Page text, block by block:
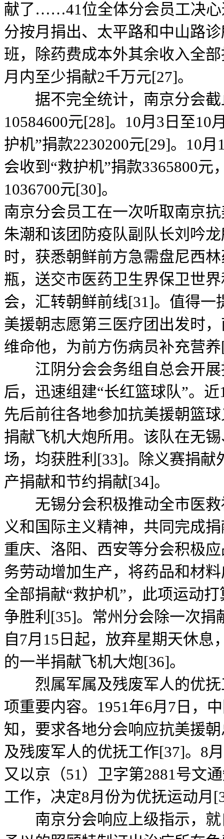
献了……41位全体分会员工决心
分按月捐出、太平路和中山路
班，除药费成本外其余收入全
月内至少捐献2千万元[27]。
据不完全统计，南京分会截
10584600元[28]。10月3日至10
护机”捐款2230200元[29]。10
会收到“救护机”捐款3365800元
1036700元[30]。
南京分会员工在一次听取南京
朱潮和该团防疫队副队长刘吟
时，获悉朝鲜前方急需盘尼西
瓶，送交市医药卫生界保卫世
会，汇转朝鲜前线[31]。值得一
美援朝志愿第三医疗团出发时
维命他，为前方伤病员补充营
江阴分会会务组自总会开展
后，迅速组建“长红篮球队”。
先后前往各地参加抗美援朝篮
捐献飞机大炮所用。该队在无
场，均获胜利[33]。除义赛捐献
产捐献和节约捐献[34]。
无锡分会积极推动全市医救
义和国际主义精神，共同完成
重庆、洛阳、西安等分会积极
务劳动增加生产，将药品和材
全部捐献“救护机”，此项运动
争胜利[35]。常州分会除一次捐
自7月15日起，放弃星期天休息
的一半捐献飞机大炮[36]。
烈属军属及残废军人的优抚
项重要内容。1951年6月7日，
知，要求各地分会响应抗美援
及残废军人的优抚工作[37]。8
又以京（51）卫字第2881号文
工作，决定8月份为优抚运动月
南京分会响应上级指示，就